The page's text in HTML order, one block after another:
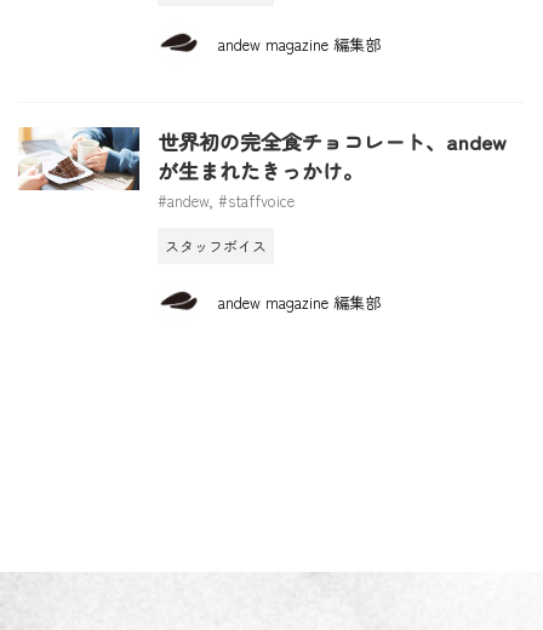
andew magazine 編集部
世界初の完全食チョコレート、andew
が生まれたきっかけ。
#andew, #staffvoice
スタッフボイス
andew magazine 編集部